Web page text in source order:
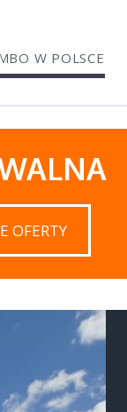
W POLSCE
OFERTY